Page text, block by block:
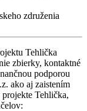
združenia
Tehlička
zbierky, kontaktné
podporou
ako aj zaistením
Tehlička,